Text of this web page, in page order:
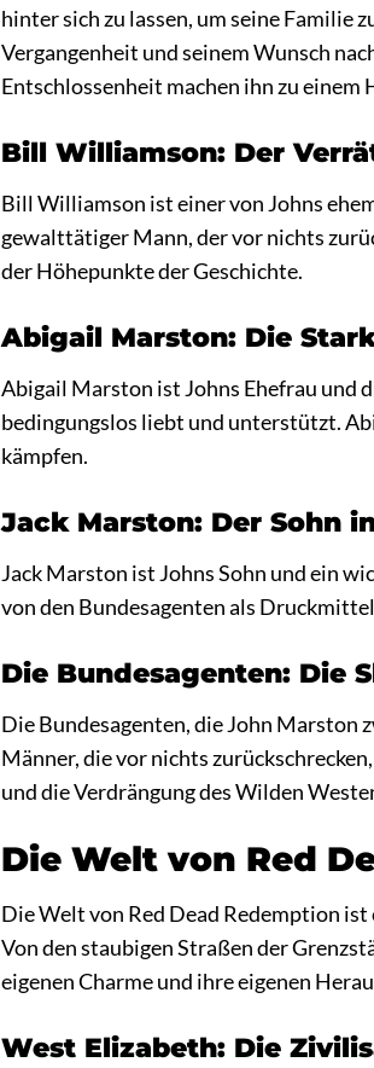
hinter sich zu lassen, um seine Familie
Vergangenheit und seinem Wunsch
Entschlossenheit machen ihn zu
Bill Williamson: Der
Bill Williamson ist einer von Johns
gewalttätiger Mann, der vor nichts
der Höhepunkte der Geschichte.
Abigail Marston: Die
Abigail Marston ist Johns Ehefrau und
bedingungslos liebt und unterstützt.
kämpfen.
Jack Marston: Der Sohn
Jack Marston ist Johns Sohn und ein
von den Bundesagenten als
Die Bundesagenten: Die
Die Bundesagenten, die John Marston
Männer, die vor nichts
und die Verdrängung des Wilden
Die Welt von Red
Die Welt von Red Dead Redemption
Von den staubigen Straßen der
eigenen Charme und ihre eigenen
West Elizabeth: Die